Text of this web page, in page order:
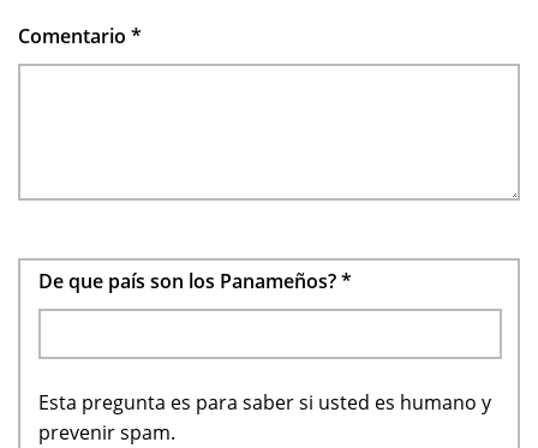
Comentario *
De que país son los Panameños?*
Esta pregunta es para saber si usted es humano y
prevenir spam.